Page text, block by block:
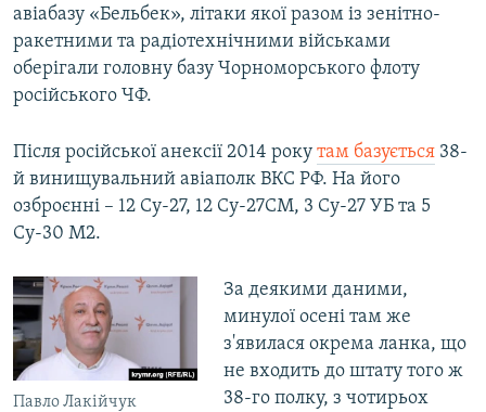
авіабазу «Бельбек», літаки якої разом із зенітно-
ракетними та радіотехнічними військами
оберігали головну базу Чорноморського флоту
російського ЧФ.
Після російської анексії 2014 року там базується 38-
й винищувальний авіаполк ВКС РФ. На його
озброєнні – 12 Су-27, 12 Су-27СМ, 3 Су-27 УБ та 5
Су-30 М2.
Павло Лакійчук
За деякими даними,
минулої осені там же
з'явилася окрема ланка, що
не входить до штату того ж
38-го полку, з чотирьох